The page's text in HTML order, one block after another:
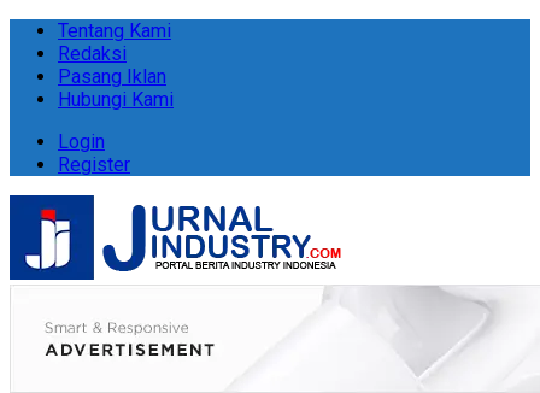
Tentang Kami
Redaksi
Pasang Iklan
Hubungi Kami
Login
Register